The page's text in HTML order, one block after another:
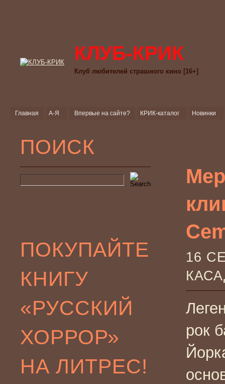
КЛУБ-КРИК
Клуб любителей страшного кино [16+]
Главная А-Я Впервые на сайте? КРИК-каталог Новинки
ПОИСК
ПОКУПАЙТЕ
КНИГУ
«РУССКИЙ
ХОРРОР»
НА ЛИТРЕС!
16
рок